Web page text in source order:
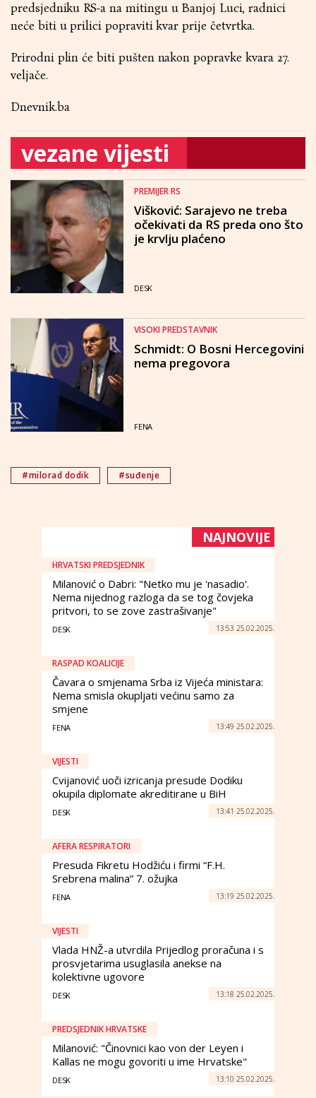
predsjedniku RS-a na mitingu u Banjoj Luci, radnici
neće biti u prilici popraviti kvar prije četvrtka.
Prirodni plin će biti pušten nakon popravke kvara 27.
veljače.
Dnevnik.ba
vezane vijesti
PREMIJER RS
Višković: Sarajevo ne treba
očekivati da RS preda ono što
je krvlju plaćeno
DESK
VISOKI PREDSTAVNIK
Schmidt: O Bosni Hercegovini
nema pregovora
FENA
#milorad dodik #suđenje
NAJNOVIJE
HRVATSKI PREDSJEDNIK
Milanović o Dabri: "Netko mu je 'nasadio'.
Nema nijednog razloga da se tog čovjeka
pritvori, to se zove zastrašivanje"
DESK 13:53 25.02.2025.
RASPAD KOALICIJE
Čavara o smjenama Srba iz Vijeća ministara:
Nema smisla okupljati većinu samo za
smjene
FENA 13:49 25.02.2025.
VIJESTI
Cvijanović uoči izricanja presude Dodiku
okupila diplomate akreditirane u BiH
DESK 13:41 25.02.2025.
AFERA RESPIRATORI
Presuda Fikretu Hodžiću i firmi “F.H.
Srebrena malina” 7. ožujka
FENA 13:19 25.02.2025.
VIJESTI
Vlada HNŽ-a utvrdila Prijedlog proračuna i s
prosvjetarima usuglasila anekse na
kolektivne ugovore
DESK 13:18 25.02.2025.
PREDSJEDNIK HRVATSKE
Milanović: "Činovnici kao von der Leyen i
Kallas ne mogu govoriti u ime Hrvatske"
DESK 13:10 25.02.2025.